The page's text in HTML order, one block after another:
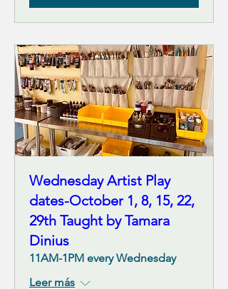
Wednesday Artist Play
dates-October 1, 8, 15, 22,
29th Taught by Tamara
Dinius
11AM-1PM every Wednesday
Leer más